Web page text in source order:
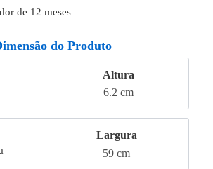
de 12 meses
do Produto
Altura
6.2 cm
Largura
59 cm